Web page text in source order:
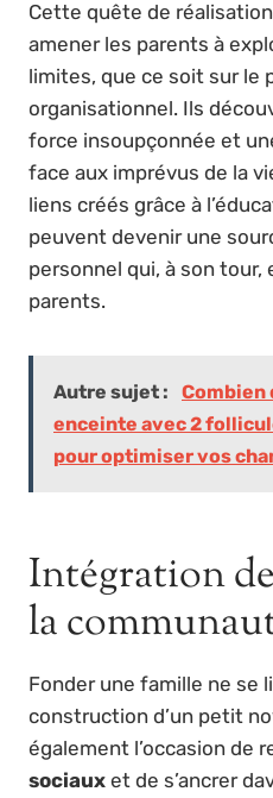
Cette quête de
amener les parents à
limites, que ce soit sur le
organisationnel. Ils
force insoupçonnée et
face aux imprévus de la
liens créés grâce à
peuvent devenir une
personnel qui, à son tour,
parents.
Autre sujet :
Combien
enceinte avec 2
pour optimiser vos
Intégration
la
Fonder une famille ne se
construction d’un petit
également l’occasion de
sociaux et de s’ancrer